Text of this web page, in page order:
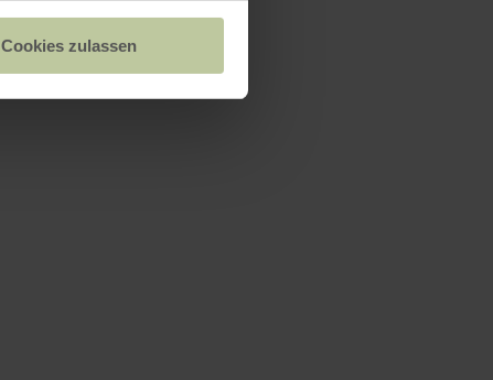
Cookies zulassen